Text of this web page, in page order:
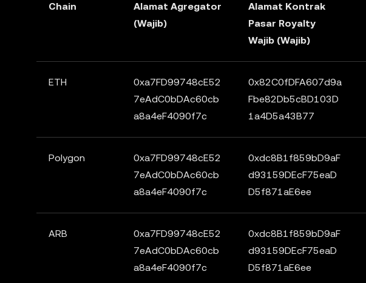
Chain
Alamat Agregator
(Wajib)
Alamat Kontrak
Pasar Royalty
Wajib (Wajib)
ETH
0xa7FD99748cE52
7eAdC0bDAc60cb
a8a4eF4090f7c
0x82C0fDFA607d9a
Fbe82Db5cBD103D
1a4D5a43B77
Polygon
0xa7FD99748cE52
7eAdC0bDAc60cb
a8a4eF4090f7c
0xdc8B1f859bD9aF
d93159DEcF75eaD
D5f871aE6ee
ARB
0xa7FD99748cE52
7eAdC0bDAc60cb
a8a4eF4090f7c
0xdc8B1f859bD9aF
d93159DEcF75eaD
D5f871aE6ee